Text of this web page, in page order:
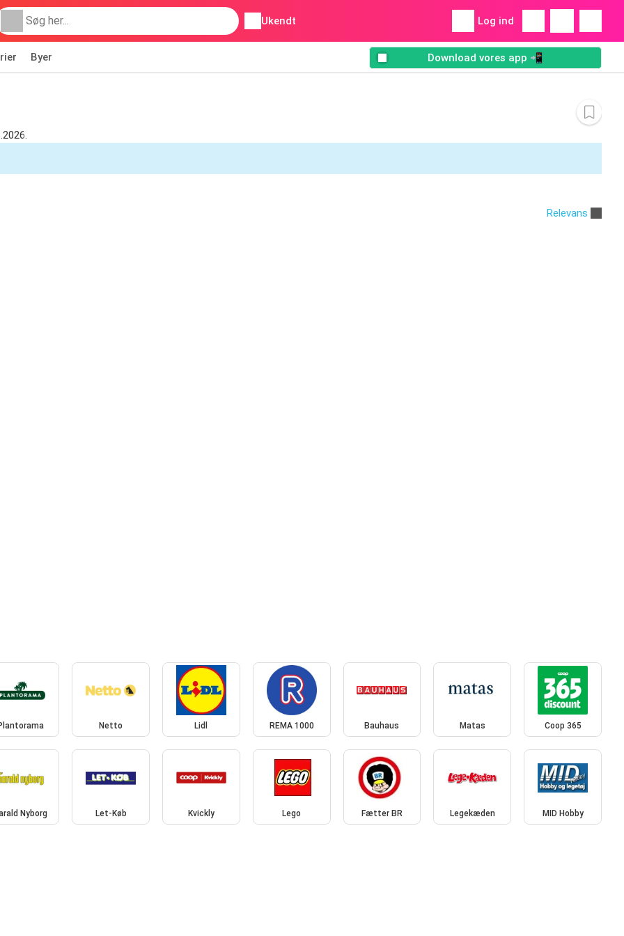
Ukendt Log ind
Byer Download vores app 📲
Relevans
Netto Lidl REMA 1000 Bauhaus Matas Coop 365
Nyborg Let-Køb Kvickly Lego Fætter BR Legekæden MID Hobby